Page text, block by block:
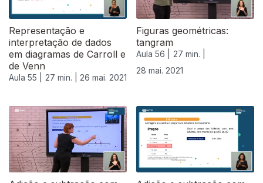
Representação e
interpretação de dados
em diagramas de Carroll e
de Venn
Aula 55 | 27 min. | 26 mai. 2021
Figuras geométricas:
tangram
Aula 56 |
27 min. |
28 mai. 2021